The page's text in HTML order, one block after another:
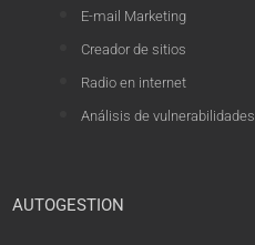
E-mail Marketing
Creador de sitios
Radio en internet
Análisis de vulnerabilidades
AUTOGESTION